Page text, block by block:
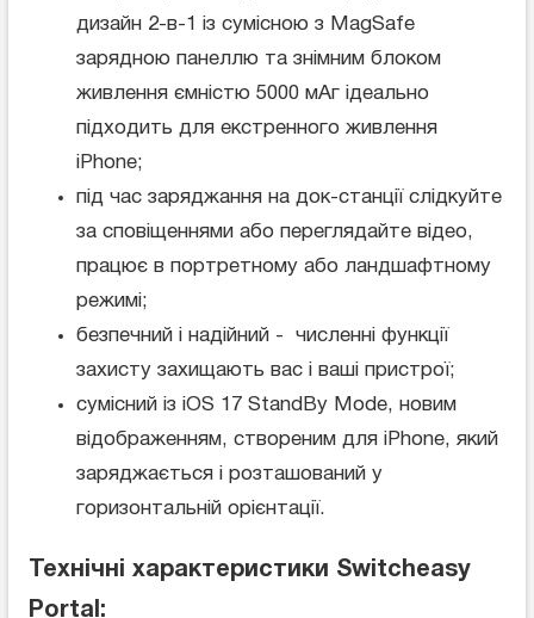
дизайн 2-в-1 із сумісною з MagSafe
зарядною панеллю та знімним блоком
живлення ємністю 5000 мАг ідеально
підходить для екстренного живлення
iPhone;
під час заряджання на док-станції слідкуйте
за сповіщеннями або переглядайте відео,
працює в портретному або ландшафтному
режимі;
безпечний і надійний - численні функції
захисту захищають вас і ваші пристрої;
сумісний із iOS 17 StandBy Mode, новим
відображенням, створеним для iPhone, який
заряджається і розташований у
горизонтальній орієнтації.
Технічні характеристики Switcheasy
Portal: